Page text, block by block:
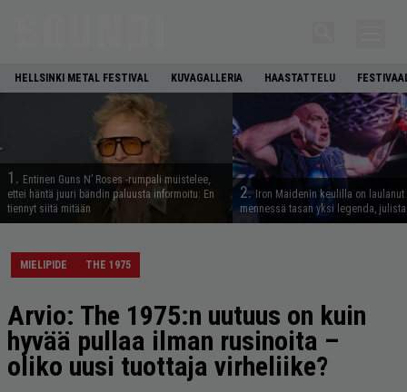
HELLSINKI METAL FESTIVAL KUVAGALLERIA HAASTATTELU
1. Entinen Guns N’ Roses -rumpali muistelee,
ettei häntä juuri bändin paluusta informoitu: En
tiennyt siitä mitään
2. Iron Maidenin keulilla on laulanut
mennessä tasan yksi legenda,
MIELIPIDE THE 1975
Arvio: The 1975:n uutuus on kuin
hyvää pullaa ilman rusinoita –
oliko uusi tuottaja virheliike?